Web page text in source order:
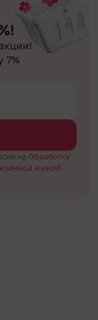
7%
на Обработку
и иной